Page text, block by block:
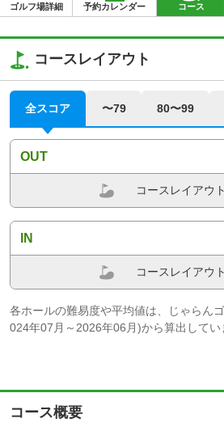
ゴルフ場詳細 予約カレンダー コース
コースレイアウト
全スコア 〜79 80〜99
OUT
コースレイアウト
IN
コースレイアウト
各ホールの難易度や平均値は、じゃらん
024年07月～2026年06月)から算出してい
コース概要